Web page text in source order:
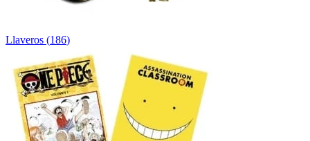
Llaveros (186)